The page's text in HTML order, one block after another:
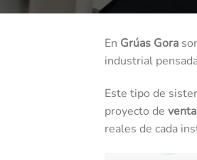
En Grúas Gora
industrial
Este tipo de
proyecto de
reales de cada